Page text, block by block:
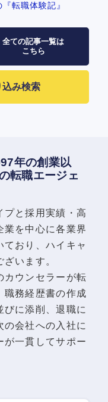
転職体験記』
込み検索
全ての記事一覧は
こちら
年の創業以
転職エージェ
プと採用実績・高
業を中心に各業界
ており、ハイキャ
います。
カウンセラーが転
職務経歴書の作成
びに添削、退職に
の会社への入社に
が一貫してサポー